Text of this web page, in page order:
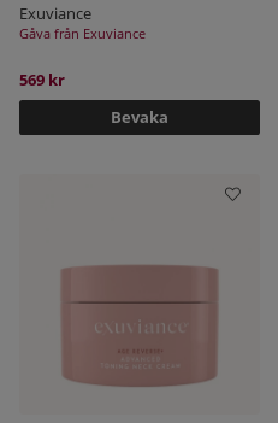
Exuviance
Gåva från Exuviance
569 kr
Bevaka